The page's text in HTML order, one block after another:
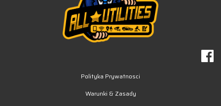
Polityka Prywatnosci
Warunki & Zasady